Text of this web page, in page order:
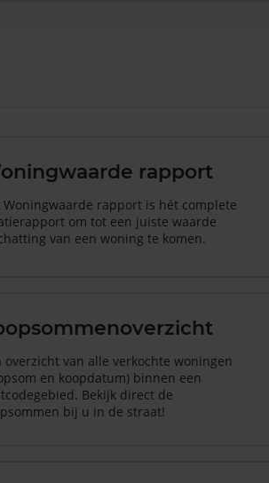
rapport
Woningwaarde rapport is hét complete
om tot een juiste waarde
van een woning te komen.
overzicht van alle verkochte woningen
en koopdatum) binnen een
Bekijk direct de
bij u in de straat!